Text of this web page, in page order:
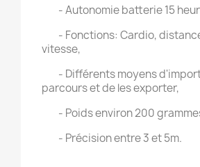
- Autonomie batterie 15
- Fonctions: Cardio,
vitesse,
- Différents moyens
parcours et de les exporter,
- Poids environ 200
- Précision entre 3 et 5m.